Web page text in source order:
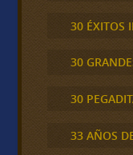
30 ÉXITOS
30
30
33 AÑOS